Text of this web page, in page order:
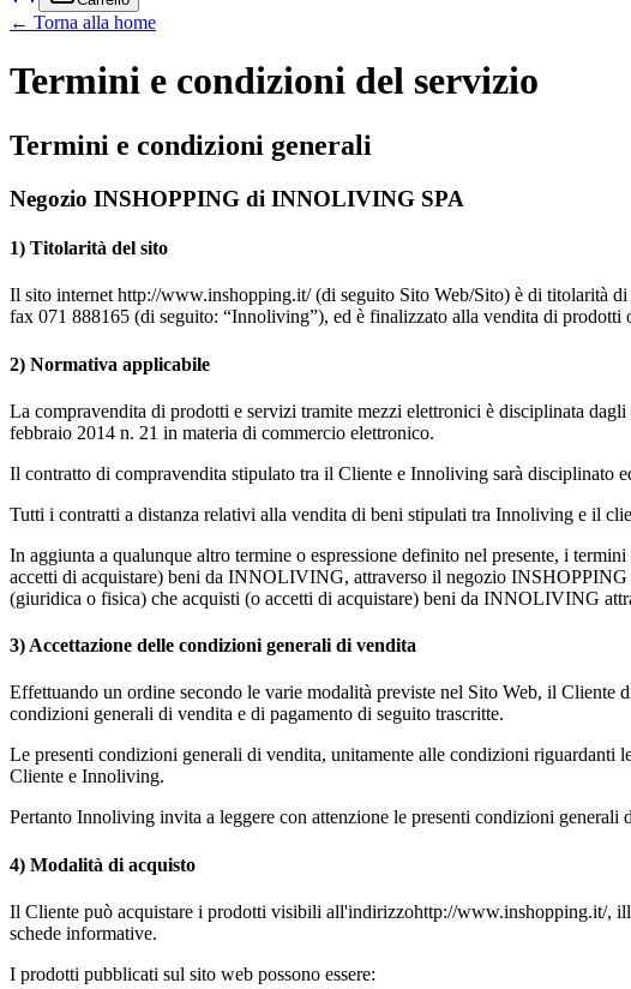
← Torna alla home
Termini e condizioni del servizio
Termini e condizioni generali
Negozio INSHOPPING di INNOLIVING SPA
1) Titolarità del sito
Il sito internet http://www.inshopping.it/(di seguito Sito Web/Sito) è di titolarità
fax 071 888165 (di seguito: “Innoliving”), ed è finalizzato alla vendita di prodotti
2) Normativa applicabile
La compravendita di prodotti e servizi tramite mezzi elettronici è disciplinata
febbraio 2014 n. 21 in materia di commercio elettronico.
Il contratto di compravendita stipulato tra il Cliente e Innoliving sarà disciplinato
Tutti i contratti a distanza relativi alla vendita di beni stipulati tra Innoliving e il
In aggiunta a qualunque altro termine o espressione definito nel presente, i
accetti di acquistare) beni da INNOLIVING, attraverso il negozio INSHOPPING
(giuridica o fisica) che acquisti (o accetti di acquistare) beni da INNOLIVING
3) Accettazione delle condizioni generali di vendita
Effettuando un ordine secondo le varie modalità previste nel Sito Web, il Cliente
condizioni generali di vendita e di pagamento di seguito trascritte.
Le presenti condizioni generali di vendita, unitamente alle condizioni riguardanti
Cliente e Innoliving.
Pertanto Innoliving invita a leggere con attenzione le presenti condizioni generali
4) Modalità di acquisto
Il Cliente può acquistare i prodotti visibili all'indirizzohttp://www.inshopping.it/,
schede informative.
I prodotti pubblicati sul sito web possono essere: